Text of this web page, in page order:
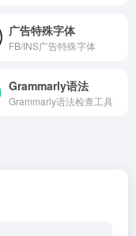
广告特殊字体
FB/INS广告特殊字体
Grammarly语法
Grammarly语法检查工具